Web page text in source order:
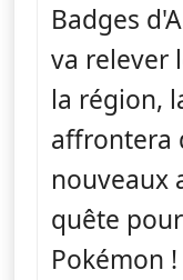
Badges
va relever
la région,
affrontera
nouveaux
quête
Pokémon